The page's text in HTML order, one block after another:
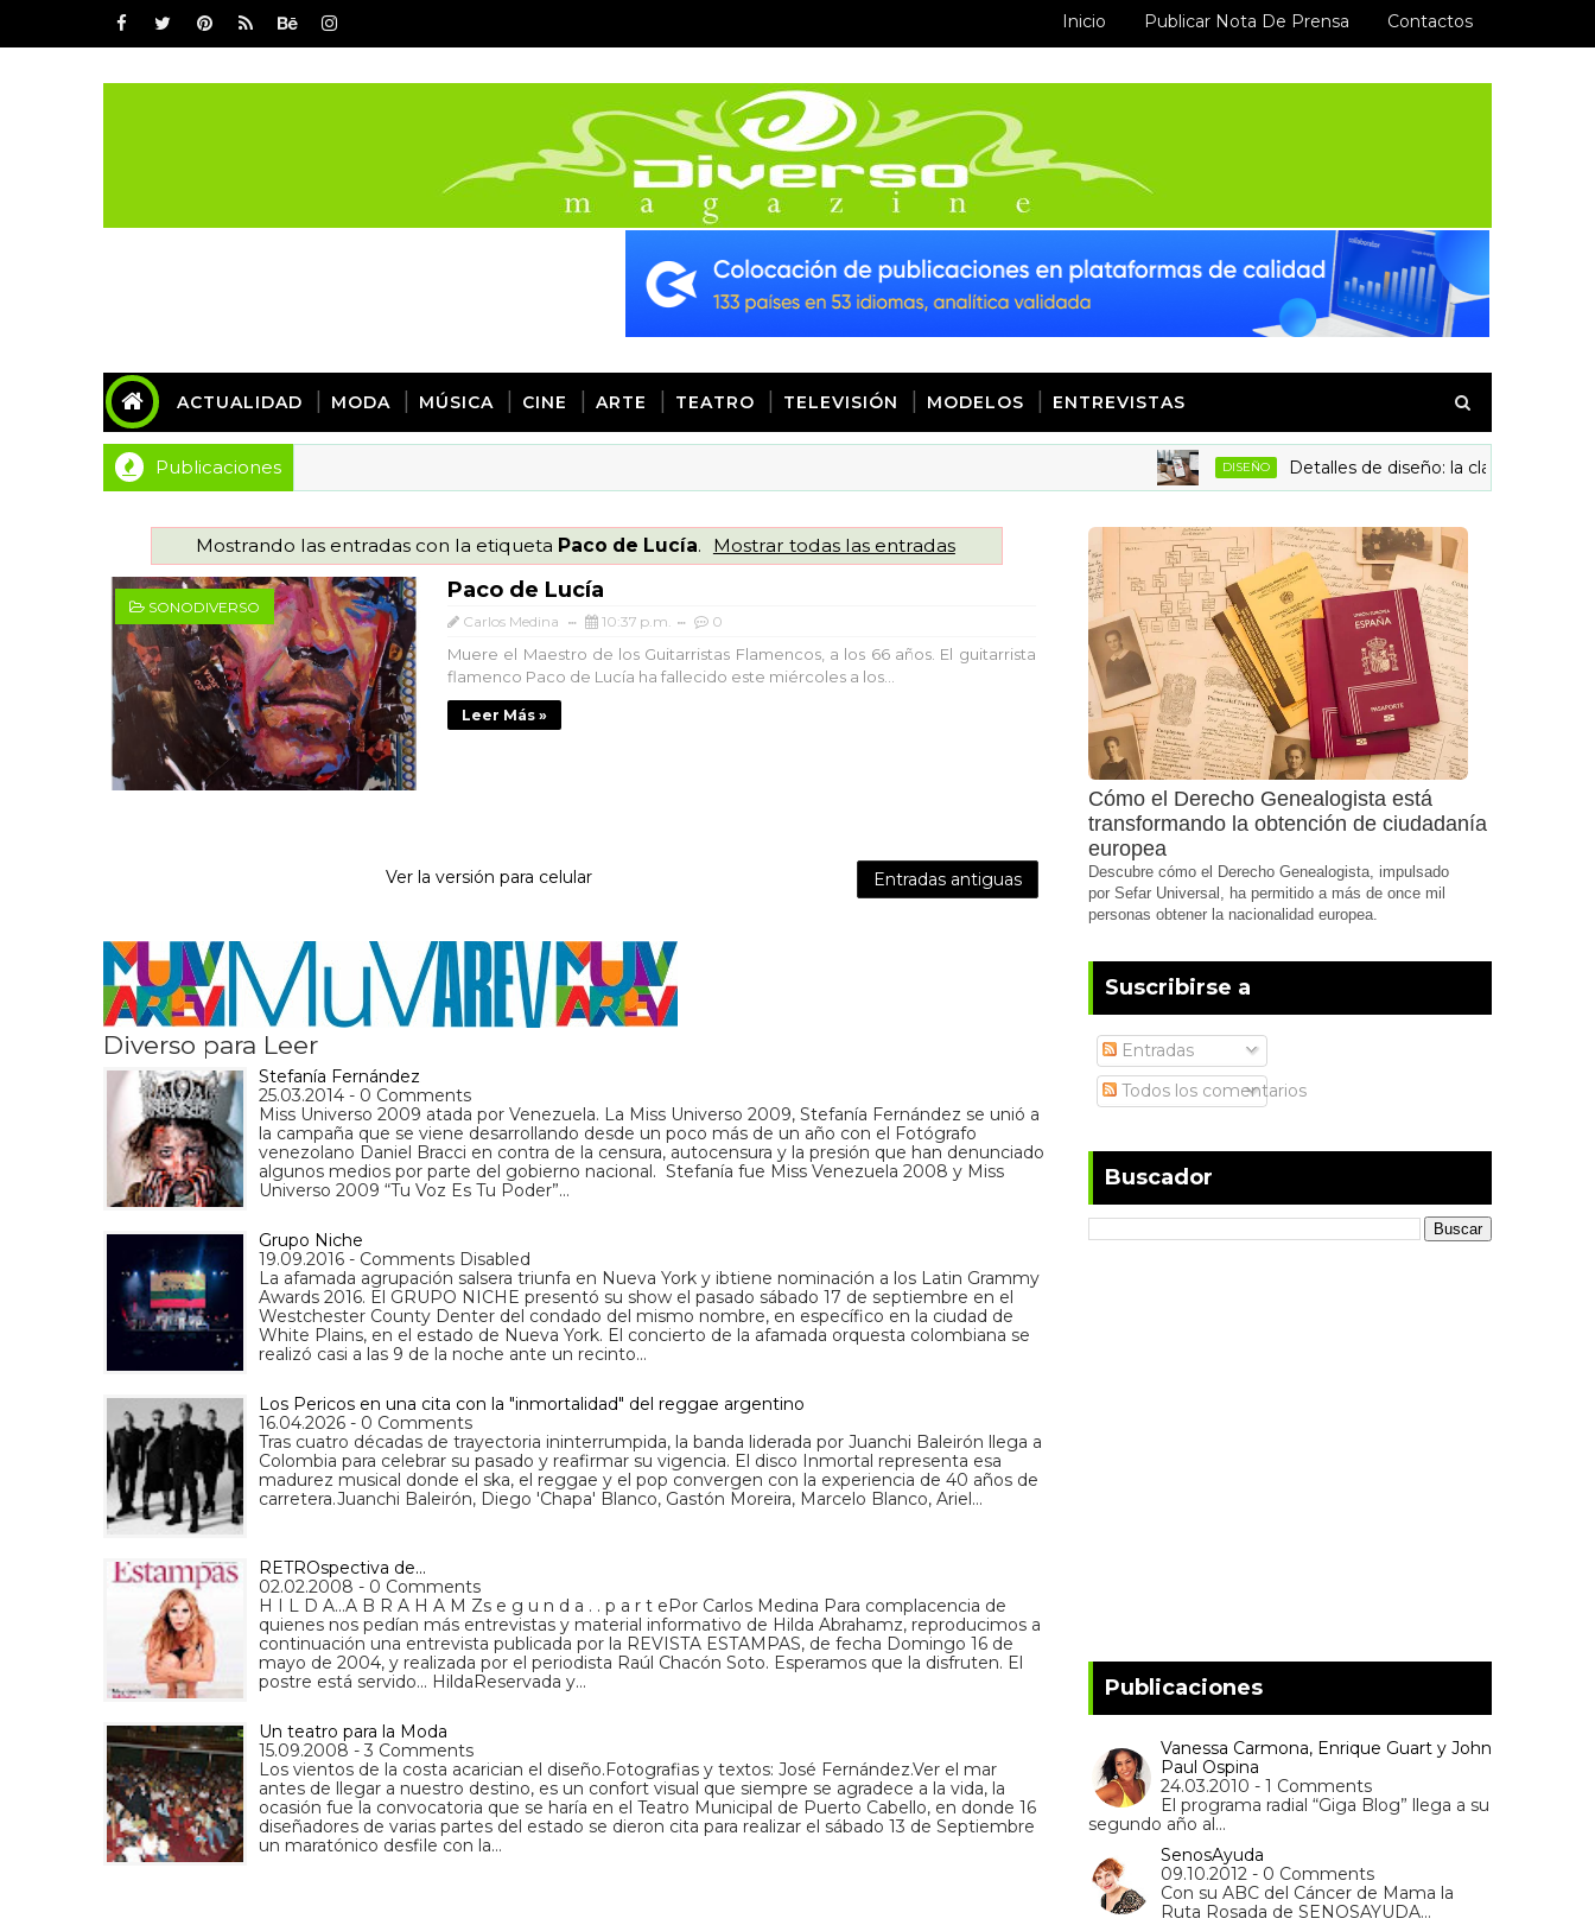
Inicio Publicar Nota De Prensa Contactos
ACTUALIDAD MODA MÚSICA CINE ARTE TEATRO TELEVISIÓN MODELOS ENTREVISTAS
Publicaciones DISEÑO Detalles de diseño: la clave para aumentar
Mostrando las entradas con la etiqueta Paco de Lucía. Mostrar todas las entradas
SONODIVERSO
Paco de Lucía
Carlos Medina 10:37 p.m. 0
Muere el Maestro de los Guitarristas Flamencos, a los 66 años. El guitarrista
flamenco Paco de Lucía ha fallecido este miércoles a los...
Leer Más »
Entradas antiguas
Ver la versión para celular
Diverso para Leer
Stefanía Fernández
25.03.2014 - 0 Comments
Miss Universo 2009 atada por Venezuela. La Miss Universo 2009, Stefanía Fernández se unió a
la campaña que se viene desarrollando desde un poco más de un año con el Fotógrafo
venezolano Daniel Bracci en contra de la censura, autocensura y la presión que han denunciado
algunos medios por parte del gobierno nacional. Stefanía fue Miss Venezuela 2008 y Miss
Universo 2009 “Tu Voz Es Tu Poder”…
Grupo Niche
19.09.2016 - Comments Disabled
La afamada agrupación salsera triunfa en Nueva York y ibtiene nominación a los Latin Grammy
Awards 2016. El GRUPO NICHE presentó su show el pasado sábado 17 de septiembre en el
Westchester County Denter del condado del mismo nombre, en específico en la ciudad de
White Plains, en el estado de Nueva York. El concierto de la afamada orquesta colombiana se
realizó casi a las 9 de la noche ante un recinto…
Los Pericos en una cita con la "inmortalidad" del reggae argentino
16.04.2026 - 0 Comments
Tras cuatro décadas de trayectoria ininterrumpida, la banda liderada por Juanchi Baleirón llega a
Colombia para celebrar su pasado y reafirmar su vigencia. El disco Inmortal representa esa
madurez musical donde el ska, el reggae y el pop convergen con la experiencia de 40 años de
carretera.Juanchi Baleirón, Diego 'Chapa' Blanco, Gastón Moreira, Marcelo Blanco, Ariel…
RETROspectiva de...
02.02.2008 - 0 Comments
H I L D A...A B R A H A M Zs e g u n d a . . p a r t ePor Carlos Medina Para complacencia de
quienes nos pedían más entrevistas y material informativo de Hilda Abrahamz, reproducimos a
continuación una entrevista publicada por la REVISTA ESTAMPAS, de fecha Domingo 16 de
mayo de 2004, y realizada por el periodista Raúl Chacón Soto. Esperamos que la disfruten. El
postre está servido... HildaReservada y…
Un teatro para la Moda
15.09.2008 - 3 Comments
Los vientos de la costa acarician el diseño.Fotografias y textos: José Fernández.Ver el mar
antes de llegar a nuestro destino, es un confort visual que siempre se agradece a la vida, la
ocasión fue la convocatoria que se haría en el Teatro Municipal de Puerto Cabello, en donde 16
diseñadores de varias partes del estado se dieron cita para realizar el sábado 13 de Septiembre
un maratónico desfile con la…
Cómo el Derecho Genealogista está
transformando la obtención de ciudadanía
europea
Descubre cómo el Derecho Genealogista, impulsado
por Sefar Universal, ha permitido a más de once mil
personas obtener la nacionalidad europea.
Suscribirse a
Entradas
Todos los comentarios
Buscador
Publicaciones
Vanessa Carmona, Enrique Guart y John
Paul Ospina
24.03.2010 - 1 Comments
El programa radial “Giga Blog” llega a su
segundo año al…
SenosAyuda
09.10.2012 - 0 Comments
Con su ABC del Cáncer de Mama la
Ruta Rosada de SENOSAYUDA…